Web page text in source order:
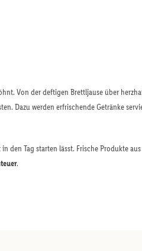
Von der deftigen Brettljause über
Dazu werden erfrischende Getränke
den Tag starten lässt. Frische Produkte
.